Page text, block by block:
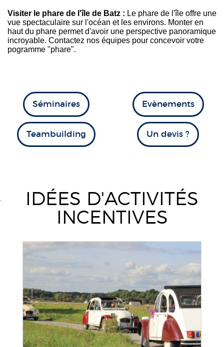
Visiter le phare de l'île de Batz : Le phare de l'île offre une
vue spectaculaire sur l'océan et les environs. Monter en
haut du phare permet d'avoir une perspective panoramique
incroyable. Contactez nos équipes pour concevoir votre
pogramme "phare".
Séminaires Evènements
Teambuilding Un devis ?
IDÉES D'ACTIVITÉS
INCENTIVES